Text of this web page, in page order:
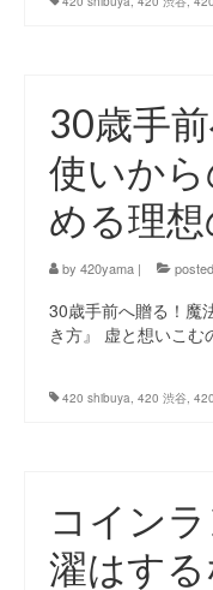
30歳手
使いか
める理想
by 420yama |
30歳手前へ贈る！魔
き方』 虚と想いこ
420 shibuya 420 渋谷
コイン
濯はす